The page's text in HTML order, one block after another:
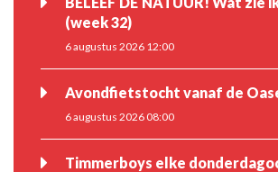
(week 32)
6 augustus 2026 12:00
Avondfietstocht vanaf de
6 augustus 2026 08:00
Timmerboys elke